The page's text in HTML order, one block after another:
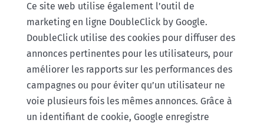
Ce site web utilise également l’outil de
marketing en ligne DoubleClick by Google.
DoubleClick utilise des cookies pour diffuser des
annonces pertinentes pour les utilisateurs, pour
améliorer les rapports sur les performances des
campagnes ou pour éviter qu’un utilisateur ne
voie plusieurs fois les mêmes annonces. Grâce à
un identifiant de cookie, Google enregistre